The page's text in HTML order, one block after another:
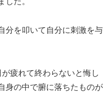
分を叩いて自分に刺激を与
疲れて終わらないと悔し
身の中で腑に落ちたものが